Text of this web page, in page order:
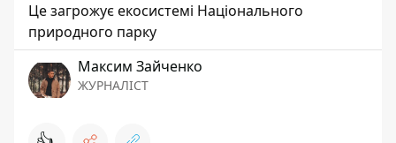
Це загрожує екосистемі Національного
природного парку
Максим Зайченко
ЖУРНАЛІСТ